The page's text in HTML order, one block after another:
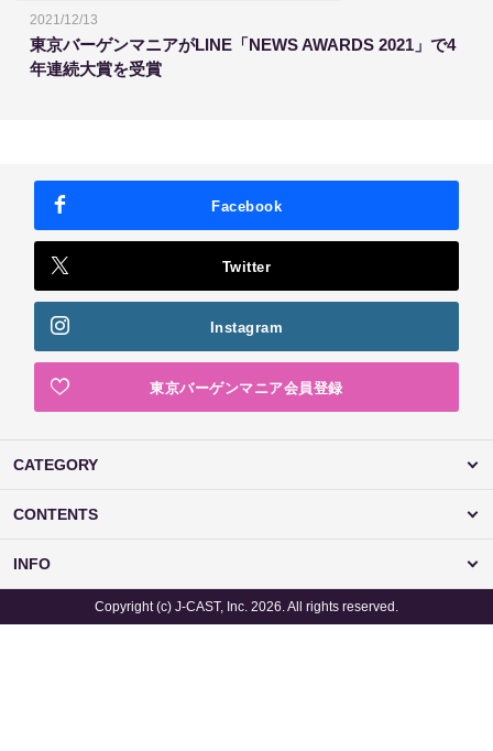
2021/12/13
東京バーゲンマニアがLINE「NEWS AWARDS 2021」で4
年連続大賞を受賞
Facebook
Twitter
Instagram
東京バーゲンマニア会員登録
CATEGORY
CONTENTS
INFO
Copyright (c) J-CAST, Inc. 2026. All rights reserved.